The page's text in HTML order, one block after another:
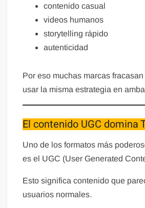
contenido casual
videos humanos
storytelling rápido
autenticidad
Por eso muchas marcas
usar la misma estrategia en
El contenido UGC domina
Uno de los formatos más
es el UGC (User Generated
Esto significa contenido que
usuarios normales.